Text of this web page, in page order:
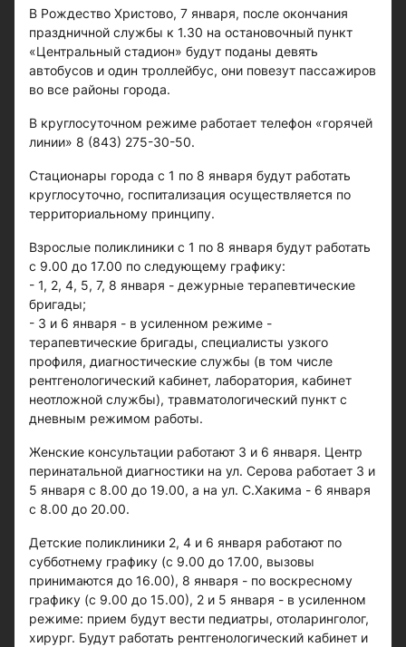
В Рождество Христово, 7 января, после окончания
праздничной службы к 1.30 на остановочный пункт
«Центральный стадион» будут поданы девять
автобусов и один троллейбус, они повезут пассажиров
во все районы города.
В круглосуточном режиме работает телефон «горячей
линии» 8 (843) 275-30-50.
Стационары города с 1 по 8 января будут работать
круглосуточно, госпитализация осуществляется по
территориальному принципу.
Взрослые поликлиники с 1 по 8 января будут работать
с 9.00 до 17.00 по следующему графику:
- 1, 2, 4, 5, 7, 8 января - дежурные терапевтические
бригады;
- 3 и 6 января - в усиленном режиме -
терапевтические бригады, специалисты узкого
профиля, диагностические службы (в том числе
рентгенологический кабинет, лаборатория, кабинет
неотложной службы), травматологический пункт с
дневным режимом работы.
Женские консультации работают 3 и 6 января. Центр
перинатальной диагностики на ул. Серова работает 3 и
5 января с 8.00 до 19.00, а на ул. С.Хакима - 6 января
с 8.00 до 20.00.
Детские поликлиники 2, 4 и 6 января работают по
субботнему графику (с 9.00 до 17.00, вызовы
принимаются до 16.00), 8 января - по воскресному
графику (с 9.00 до 15.00), 2 и 5 января - в усиленном
режиме: прием будут вести педиатры, отоларинголог,
хирург. Будут работать рентгенологический кабинет и